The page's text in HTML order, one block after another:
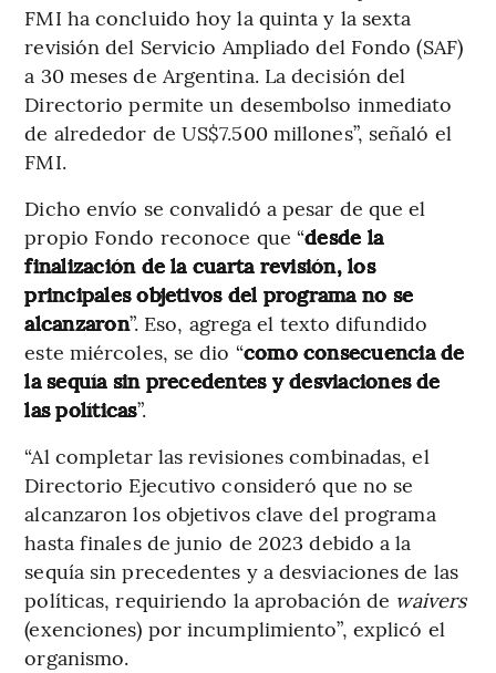
FMI ha concluido hoy la quinta y la sexta
revisión del Servicio Ampliado del Fondo (SAF)
a 30 meses de Argentina. La decisión del
Directorio permite un desembolso inmediato
de alrededor de US$7.500 millones”, señaló el
FMI.
Dicho envío se convalidó a pesar de que el
propio Fondo reconoce que “desde la
finalización de la cuarta revisión, los
principales objetivos del programa no se
alcanzaron”. Eso, agrega el texto difundido
este miércoles, se dio “como consecuencia de
la sequía sin precedentes y desviaciones de
las políticas”.
“Al completar las revisiones combinadas, el
Directorio Ejecutivo consideró que no se
alcanzaron los objetivos clave del programa
hasta finales de junio de 2023 debido a la
sequía sin precedentes y a desviaciones de las
políticas, requiriendo la aprobación de waivers
(exenciones) por incumplimiento”, explicó el
organismo.